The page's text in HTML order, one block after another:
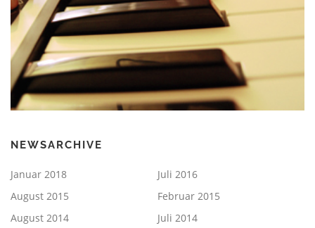
NEWSARCHIVE
Januar 2018
Juli 2016
August 2015
Februar 2015
August 2014
Juli 2014